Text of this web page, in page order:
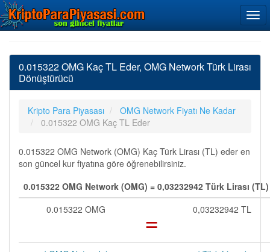
0.015322 OMG Kaç TL Eder, OMG Network Türk Lirası
Dönüştürücü
Kripto Para Piyasası
OMG Network Fiyatı Ne Kadar
0.015322 OMG Kaç TL Eder
0.015322 OMG Network (OMG) Kaç Türk Lirası (TL) eder en
son güncel kur fiyatına göre öğrenebilirsiniz.
0.015322 OMG Network (OMG) = 0,03232942 Türk Lirası (TL)
0.015322 OMG
= 0,03232942 TL